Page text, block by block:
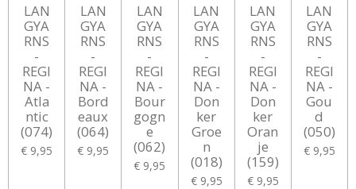
LAN
GYA
RNS
-
REGI
NA -
Atla
ntic
(074)
€ 9,95
LAN
GYA
RNS
-
REGI
NA -
Bord
eaux
(064)
€ 9,95
LAN
GYA
RNS
-
REGI
NA -
Bour
gogn
e
(062)
€ 9,95
LAN
GYA
RNS
-
REGI
NA -
Don
ker
Groe
n
(018)
€ 9,95
LAN
GYA
RNS
-
REGI
NA -
Don
ker
Oran
je
(159)
€ 9,95
LAN
GYA
RNS
-
REGI
NA -
Gou
d
(050)
€ 9,95